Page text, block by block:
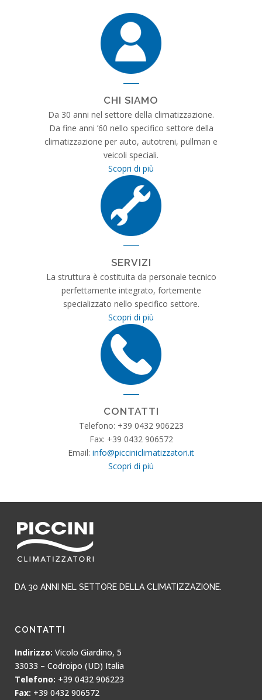
CHI SIAMO
Da 30 anni nel settore della climatizzazione.
Da fine anni ’60 nello specifico settore della
climatizzazione per auto, autotreni, pullman e
veicoli speciali.
Scopri di più
SERVIZI
La struttura è costituita da personale tecnico
perfettamente integrato, fortemente
specializzato nello specifico settore.
Scopri di più
CONTATTI
Telefono: +39 0432 906223
Fax: +39 0432 906572
Email: info@picciniclimatizzatori.it
Scopri di più
DA 30 ANNI NEL SETTORE DELLA CLIMATIZZAZIONE.
CONTATTI
Indirizzo: Vicolo Giardino, 5
33033 – Codroipo (UD) Italia
Telefono: +39 0432 906223
Fax: +39 0432 906572